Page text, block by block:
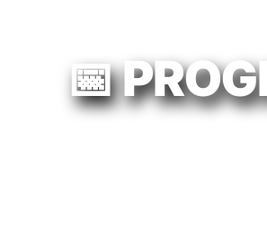
📅